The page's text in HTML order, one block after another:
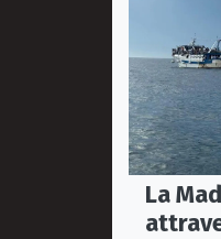
La